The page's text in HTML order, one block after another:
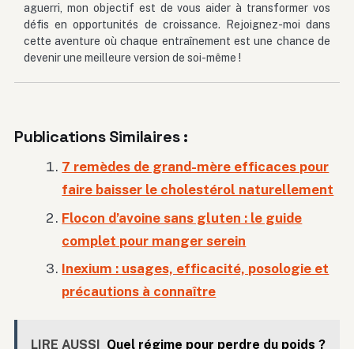
aguerri, mon objectif est de vous aider à transformer vos
défis en opportunités de croissance. Rejoignez-moi dans
cette aventure où chaque entraînement est une chance de
devenir une meilleure version de soi-même !
Publications Similaires :
7 remèdes de grand-mère efficaces pour
faire baisser le cholestérol naturellement
Flocon d’avoine sans gluten : le guide
complet pour manger serein
Inexium : usages, efficacité, posologie et
précautions à connaître
LIRE AUSSI Quel régime pour perdre du poids ?